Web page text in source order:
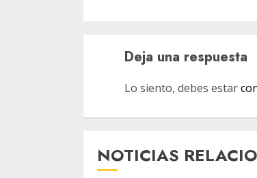
Deja una respuesta
Lo siento, debes estar
NOTICIAS